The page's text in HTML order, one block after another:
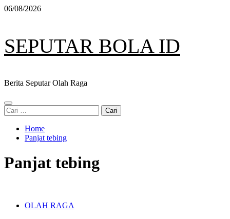
Skip
06/08/2026
SEPUTAR BOLA ID
Berita Seputar Olah Raga
Primary
Menu
Cari
untuk:
Home
Panjat tebing
Panjat tebing
OLAH RAGA